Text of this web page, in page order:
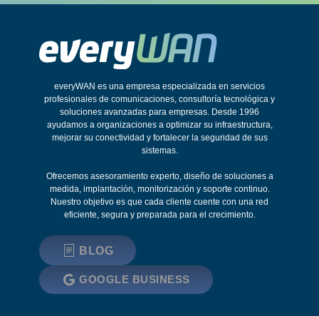
everyWAN es una empresa especializada en servicios
profesionales de comunicaciones, consultoría tecnológica y
soluciones avanzadas para empresas. Desde 1996
ayudamos a organizaciones a optimizar su infraestructura,
mejorar su conectividad y fortalecer la seguridad de sus
sistemas.
Ofrecemos asesoramiento experto, diseño de soluciones a
medida, implantación, monitorización y soporte continuo.
Nuestro objetivo es que cada cliente cuente con una red
eficiente, segura y preparada para el crecimiento.
BLOG
GOOGLE BUSINESS